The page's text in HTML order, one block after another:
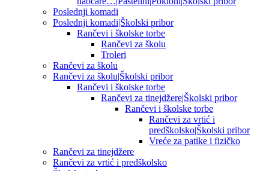
Poslednji komadi
Poslednji komadi|Školski pribor
Rančevi i školske torbe
Rančevi za školu
Troleri
Rančevi za školu
Rančevi za školu|Školski pribor
Rančevi i školske torbe
Rančevi za tinejdžere|Školski pribor
Rančevi i školske torbe
Rančevi za vrtić i
predškolsko|Školski pribor
Vreće za patike i fizičko
Rančevi za tinejdžere
Rančevi za vrtić i predškolsko